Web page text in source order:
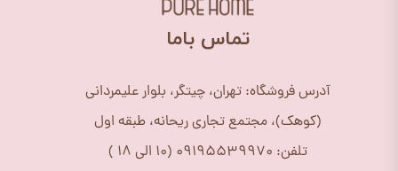
​تماس باما
آدرس فروشگاه: تهران، چیتگر، بلوار علیمردانی
(کوهک)، مجتمع تجاری ریحانه، طبقه اول
تلفن: 09195539970 (10 الی 18 )